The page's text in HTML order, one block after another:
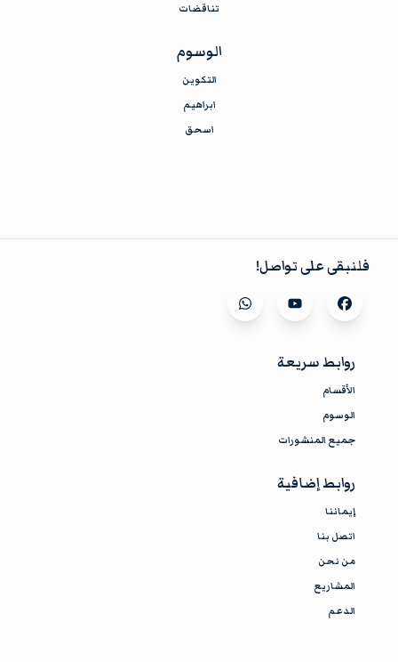
تناقضات
الوسوم
التكوين
ابراهيم
اسحق
فلنبقى على تواصل!
Visit ourfacebook
Visit our youtube
whatsapp
روابط سريعة
الأقسام
الوسوم
جميع المنشورات
روابط إضافية
إيماننا
اتصل بنا
من نحن
المشاريع
الدعم